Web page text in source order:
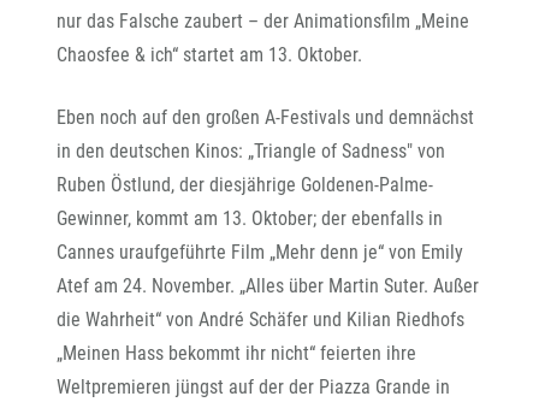
nur das Falsche zaubert – der Animationsfilm „Meine
Chaosfee & ich“ startet am 13. Oktober.
Eben noch auf den großen A-Festivals und demnächst
in den deutschen Kinos: „Triangle of Sadness" von
Ruben Östlund, der diesjährige Goldenen-Palme-
Gewinner, kommt am 13. Oktober; der ebenfalls in
Cannes uraufgeführte Film „Mehr denn je“ von Emily
Atef am 24. November. „Alles über Martin Suter. Außer
die Wahrheit“ von André Schäfer und Kilian Riedhofs
„Meinen Hass bekommt ihr nicht“ feierten ihre
Weltpremieren jüngst auf der der Piazza Grande in